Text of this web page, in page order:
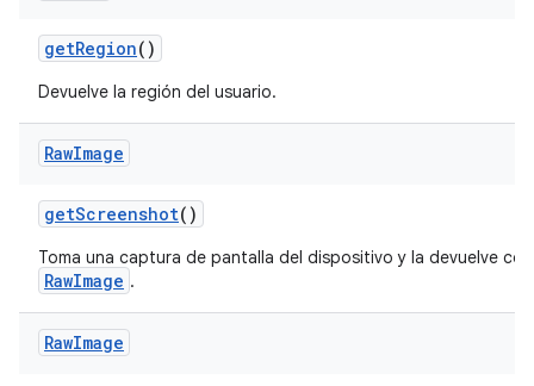
getRegion()
Devuelve la región del usuario.
RawImage
getScreenshot()
Toma una captura de pantalla del dispositivo y la devuelve
RawImage .
RawImage